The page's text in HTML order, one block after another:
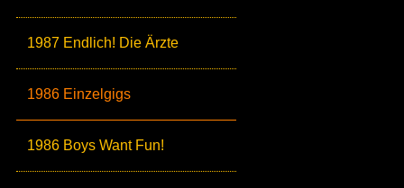
1987 Endlich! Die Ärzte
1986 Einzelgigs
1986 Boys Want Fun!